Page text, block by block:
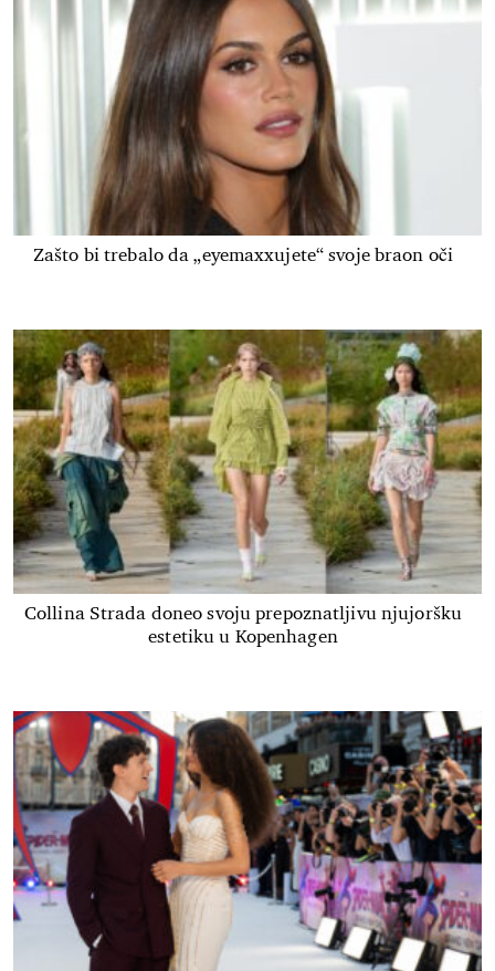
Zašto bi trebalo da „eyemaxxujete“ svoje braon oči
Collina Strada doneo svoju prepoznatljivu njujoršku
estetiku u Kopenhagen